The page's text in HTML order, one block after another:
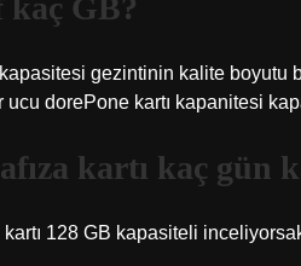
kaç GB?
gezintinin kalite
ucu dorePone kartı kapanitesi
kartı kaç gün
128 GB kapasiteli